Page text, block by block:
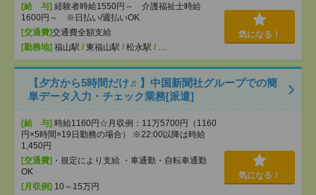
[給 与] 経験者時給1550円～ 介護福祉士時給
1600円～ ※日払い/週払いOK
[交通費]交通費全額支給
[勤務地] 福山駅 / 東福山駅 / 松永駅 / …
気になる！
【夕方から5時間だけ♬】中国新聞社グループでの簡
単データ入力・チェック業務[派遣]
[給 与] 時給1160円☆月収例：11万5700円（1160
円×5時間×19日勤務の場合） ※22:00以降は時給
1,450円
[交通費] ・規定により支給 ・車通勤・自転車通勤
OK
[月収例] 10～15万円
気になる！